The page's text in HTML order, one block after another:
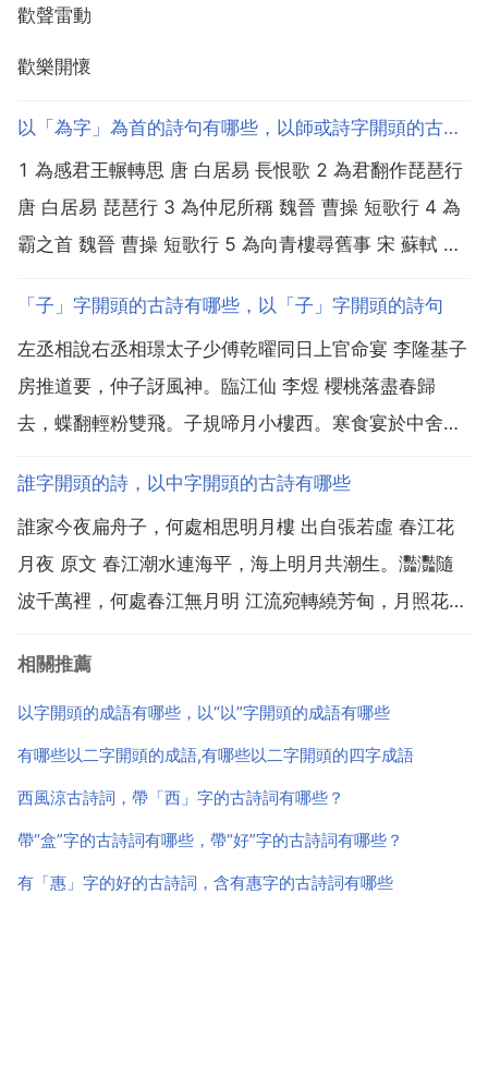
歡聲雷動
歡樂開懷
以「為字」為首的詩句有哪些，以師或詩字開頭的古詩詞有哪些
1 為感君王輾轉思 唐 白居易 長恨歌 2 為君翻作琵琶行
唐 白居易 琵琶行 3 為仲尼所稱 魏晉 曹操 短歌行 4 為
霸之首 魏晉 曹操 短歌行 5 為向青樓尋舊事 宋 蘇軾 蝶
歐陽修 蝶戀花 8 為問新愁 宋 歐陽修 蝶戀花 9 為...
「子」字開頭的古詩有哪些，以「子」字開頭的詩句
左丞相說右丞相璟太子少傅乾曜同日上官命宴 李隆基子
房推道要，仲子訝風神。臨江仙 李煜 櫻桃落盡春歸
去，蝶翻輕粉雙飛。子規啼月小樓西。寒食宴於中舍別
廟歌辭 讓皇帝廟樂章 奠幣 李舒 子孫拜後，承茲吉蠲。
送令狐秀才赴舉 李逢吉 子有雄文藻思繁，齠年射策向...
誰字開頭的詩，以中字開頭的古詩有哪些
誰家今夜扁舟子，何處相思明月樓 出自張若虛 春江花
月夜 原文 春江潮水連海平，海上明月共潮生。灩灩隨
波千萬裡，何處春江無月明 江流宛轉繞芳甸，月照花林
纖塵，皎皎空中孤月輪。江畔何人初見月？江月何年初
照人？人生代代無窮已，江月年年望相似。望相似 一作
...
相關推薦
以字開頭的成語有哪些，以“以”字開頭的成語有哪些
有哪些以二字開頭的成語,有哪些以二字開頭的四字成語
西風涼古詩詞，帶「西」字的古詩詞有哪些？
帶“盒”字的古詩詞有哪些，帶“好”字的古詩詞有哪些？
有「惠」字的好的古詩詞，含有惠字的古詩詞有哪些